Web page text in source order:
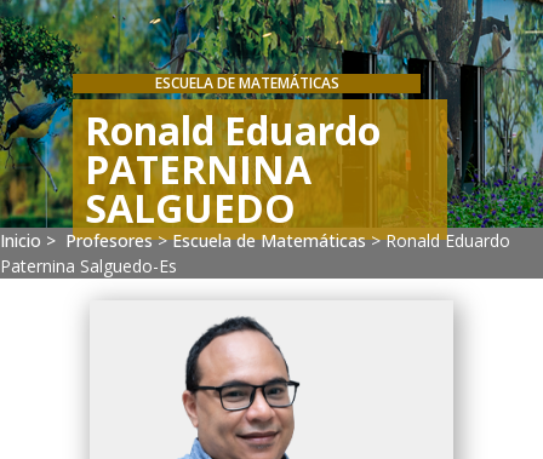
Inicio > Profesores>Escuela de Matemáticas>Ronald Eduardo
Paternina Salguedo-Es
ESCUELA DE MATEMÁTICAS
Ronald Eduardo
PATERNINA
SALGUEDO